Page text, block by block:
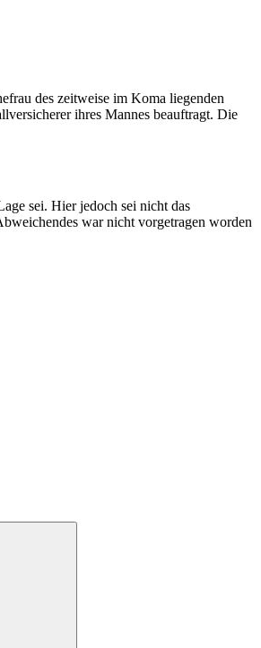
des zeitweise im Koma liegenden
ihres Mannes beauftragt. Die
sei. Hier jedoch sei nicht das
war nicht vorgetragen worden